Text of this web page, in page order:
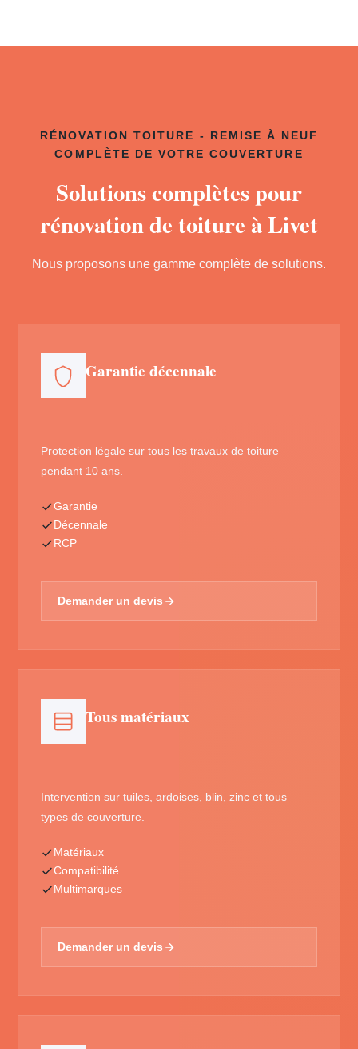
RÉNOVATION TOITURE - REMISE À NEUF
COMPLÈTE DE VOTRE COUVERTURE
Solutions complètes pour
rénovation de toiture à Livet
Nous proposons une gamme complète de solutions.
Garantie décennale
Protection légale sur tous les travaux de toiture
pendant 10 ans.
Garantie
Décennale
RCP
Demander un devis
Tous matériaux
Intervention sur tuiles, ardoises, blin, zinc et tous
types de couverture.
Matériaux
Compatibilité
Multimarques
Demander un devis